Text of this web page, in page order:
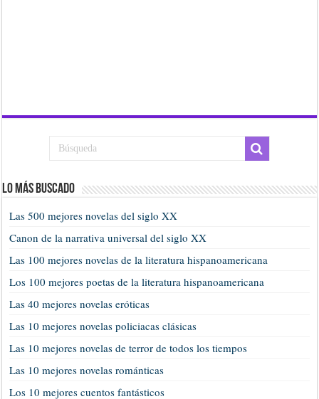
Lo más buscado
Las 500 mejores novelas del siglo XX
Canon de la narrativa universal del siglo XX
Las 100 mejores novelas de la literatura hispanoamericana
Los 100 mejores poetas de la literatura hispanoamericana
Las 40 mejores novelas eróticas
Las 10 mejores novelas policiacas clásicas
Las 10 mejores novelas de terror de todos los tiempos
Las 10 mejores novelas románticas
Los 10 mejores cuentos fantásticos